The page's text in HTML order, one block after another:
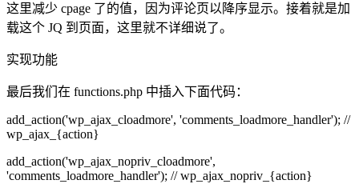
这里减少 cpage 了的值，因为评论页以降序显示。接着就是加
载这个 JQ 到页面，这里就不详细说了。
实现功能
最后我们在 functions.php 中插入下面代码：
add_action('wp_ajax_cloadmore', 'comments_loadmore_handler'); //
wp_ajax_{action}
add_action('wp_ajax_nopriv_cloadmore',
'comments_loadmore_handler'); // wp_ajax_nopriv_{action}